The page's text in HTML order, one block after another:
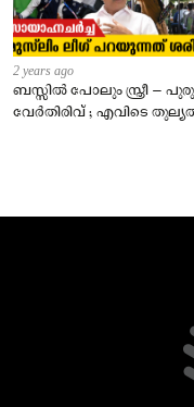
2 years ago
ബസ്സിൽ പോലും സ്ത്രീ –
വേർതിരിവ് ; എവിടെ